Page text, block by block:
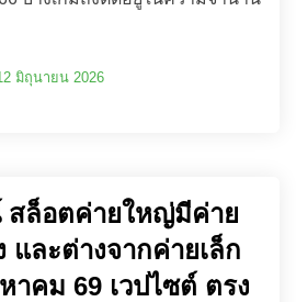
มิถุนายน 2026
สล็อตค่ายใหญ่มีค่าย
และต่างจากค่ายเล็ก
าคม 69 เวปไซต์ ตรง